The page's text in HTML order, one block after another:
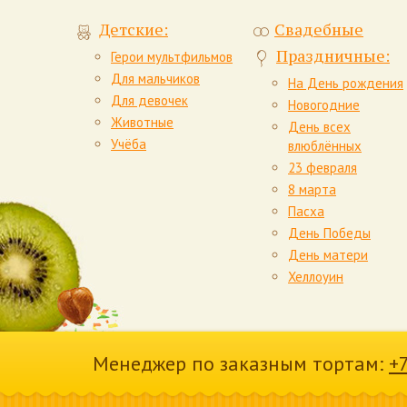
По желанию:
Домашние
Бисквит:
Крем: из
шоколадом.
По желанию:
Торт с
Шоколадные
+ песочно-
джема.
Эрнест
Бисквит:
Детские:
Герои мультфильмов
Для мальчиков
Для девочек
Животные
Учёба
Свадебные
Праздничные:
На День рождения
Новогодние
День всех
влюблённых
23 февраля
8 марта
Пасха
День Победы
День матери
Хеллоуин
Менеджер по заказным тортам: